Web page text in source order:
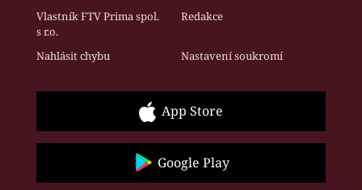
Vlastník FTV Prima spol.
s r.o.
Redakce
Nahlásit chybu Nastavení soukromí
App Store
Google Play